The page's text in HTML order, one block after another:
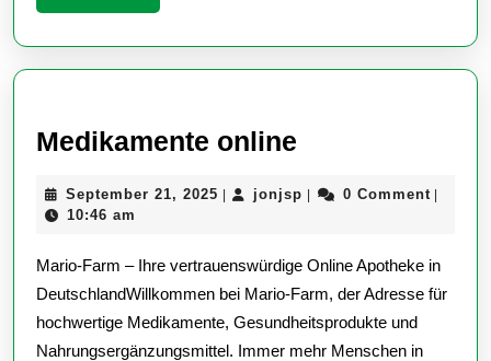
More
Medikamente online
September 21, 2025 September
jonjsp jonjsp0 Comment
10:46 am
Mario-Farm – Ihre vertrauenswürdige Online Apotheke in
DeutschlandWillkommen bei Mario-Farm, der Adresse für
hochwertige Medikamente, Gesundheitsprodukte und
Nahrungsergänzungsmittel. Immer mehr Menschen in